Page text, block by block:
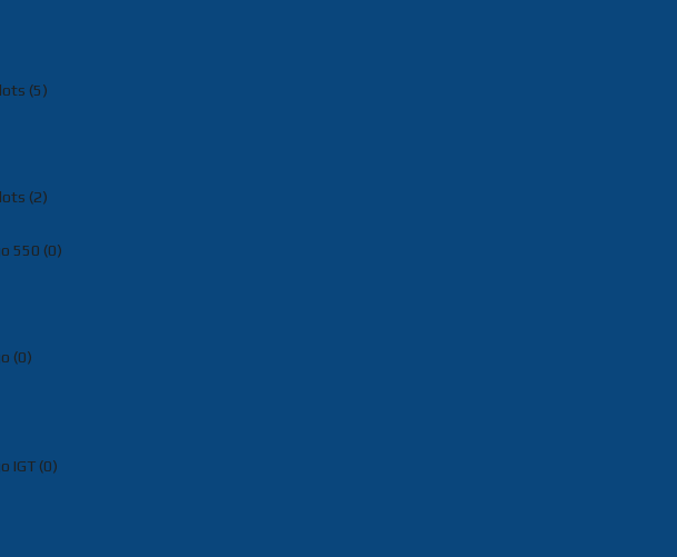
(5)
(2)
550 (0)
(0)
IGT (0)